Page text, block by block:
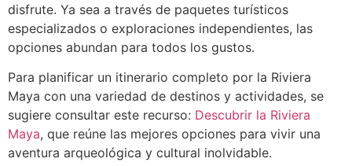
disfrute. Ya sea a través de paquetes turísticos
especializados o exploraciones independientes, las
opciones abundan para todos los gustos.
Para planificar un itinerario completo por la Riviera
Maya con una variedad de destinos y actividades, se
sugiere consultar este recurso: Descubrir la Riviera
Maya, que reúne las mejores opciones para vivir una
aventura arqueológica y cultural inolvidable.